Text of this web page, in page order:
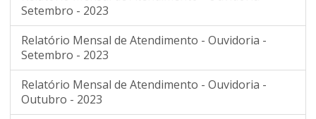
Setembro - 2023
Relatório Mensal de Atendimento - Ouvidoria -
Setembro - 2023
Relatório Mensal de Atendimento - Ouvidoria -
Outubro - 2023